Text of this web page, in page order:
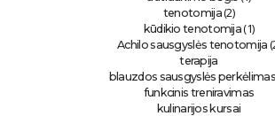
tenotomija(2)
kūdikio tenotomija (1)
Achilo sausgyslės tenotomija
terapija
blauzdos sausgyslės perkėlimas
funkcinis treniravimas
kulinarijos kursai